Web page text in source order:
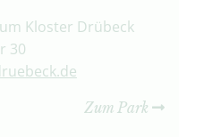
Kloster Drübeck
30
Zum Park